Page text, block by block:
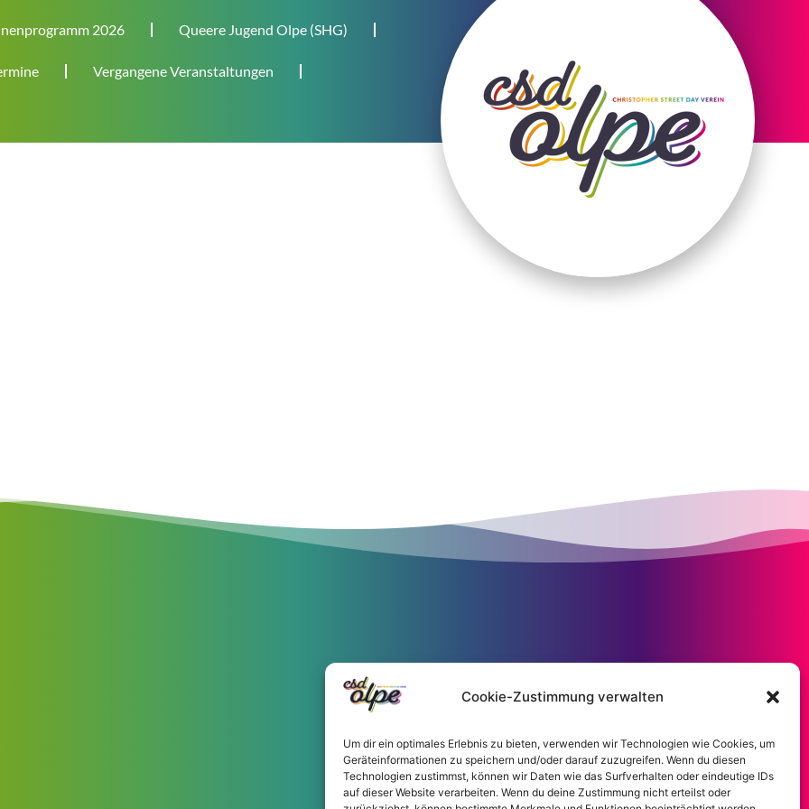
Cookie-Zustimmung verwalten
Um dir ein optimales Erlebnis zu bieten, verwenden wir Technologien wie Cookies, um
Geräteinformationen zu speichern und/oder darauf zuzugreifen. Wenn du diesen
Technologien zustimmst, können wir Daten wie das Surfverhalten oder eindeutige IDs
auf dieser Website verarbeiten. Wenn du deine Zustimmung nicht erteilst oder
2026 Queere Jugend Olpe (SHG)
Vergangene Veranstaltungen